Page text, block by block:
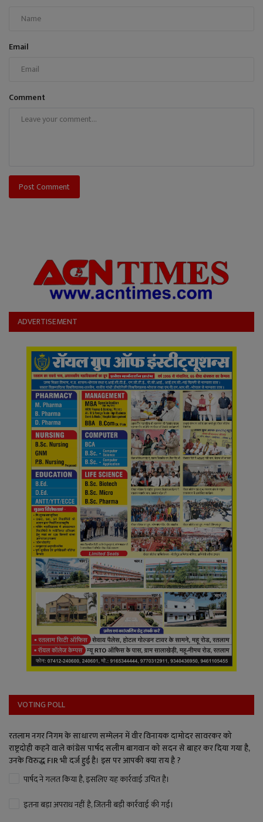
Email
Comment
Post Comment
ADVERTISEMENT
VOTING POLL
रतलाम नगर निगम के साधारण सम्मेलन में वीर विनायक दामोदर सावरकर को
राष्ट्रदोही कहने वाले कांग्रेस पार्षद सलीम बागवान को सदन से बाहर कर दिया गया है,
उनके विरुद्ध FIR भी दर्ज हुई है। इस पर आपकी क्या राय है ?
पार्षद ने गलत किया है, इसलिए यह कार्रवाई उचित है।
इतना बड़ा अपराध नहीं है, जितनी बड़ी कार्रवाई की गई।